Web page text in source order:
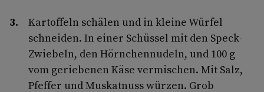
Kartoffeln schälen und in kleine Würfel
schneiden. In einer Schüssel mit den Speck-
Zwiebeln, den Hörnchennudeln, und 100 g
vom geriebenen Käse vermischen. Mit Salz,
Pfeffer und Muskatnuss würzen. Grob